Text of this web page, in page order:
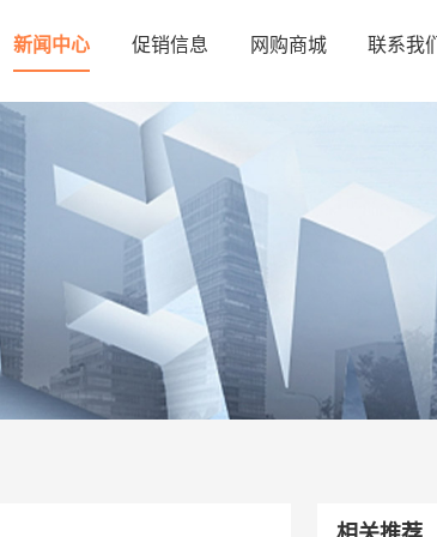
新闻中心 促销信息 网购商城 联系我们